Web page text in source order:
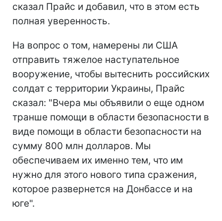
сказал Прайс и добавил, что в этом есть
полная уверенность.
На вопрос о том, намерены ли США
отправить тяжелое наступательное
вооружение, чтобы вытеснить российских
солдат с территории Украины, Прайс
сказал: "Вчера мы объявили о еще одном
транше помощи в области безопасности в
виде помощи в области безопасности на
сумму 800 млн долларов. Мы
обеспечиваем их именно тем, что им
нужно для этого нового типа сражения,
которое развернется на Донбассе и на
юге".